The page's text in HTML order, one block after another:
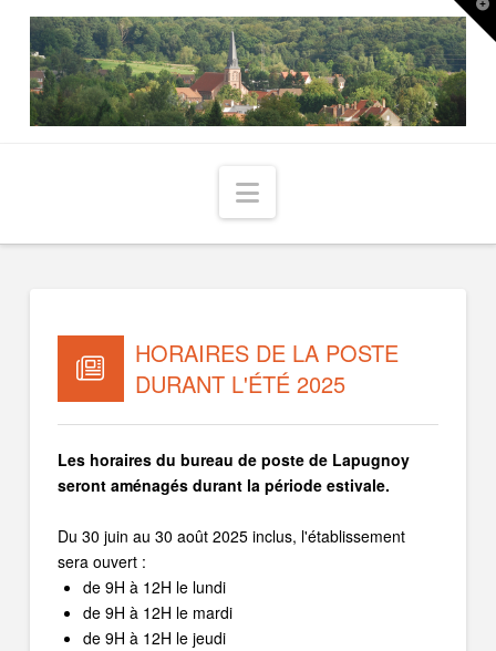
Navigation
HORAIRES DE LA POSTE
DURANT L'ÉTÉ 2025
Les horaires du bureau de poste de Lapugnoy
seront aménagés durant la période estivale.
Du 30 juin au 30 août 2025 inclus, l'établissement
sera ouvert :
de 9H à 12H le lundi
de 9H à 12H le mardi
de 9H à 12H le jeudi